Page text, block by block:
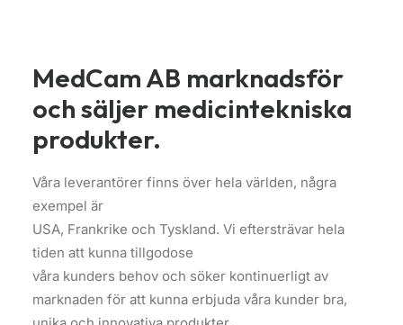
MedCam AB marknadsför
och säljer medicintekniska
produkter.
Våra leverantörer finns över hela världen, några
exempel är
USA, Frankrike och Tyskland. Vi eftersträvar hela
tiden att kunna tillgodose
våra kunders behov och söker kontinuerligt av
marknaden för att kunna erbjuda våra kunder bra,